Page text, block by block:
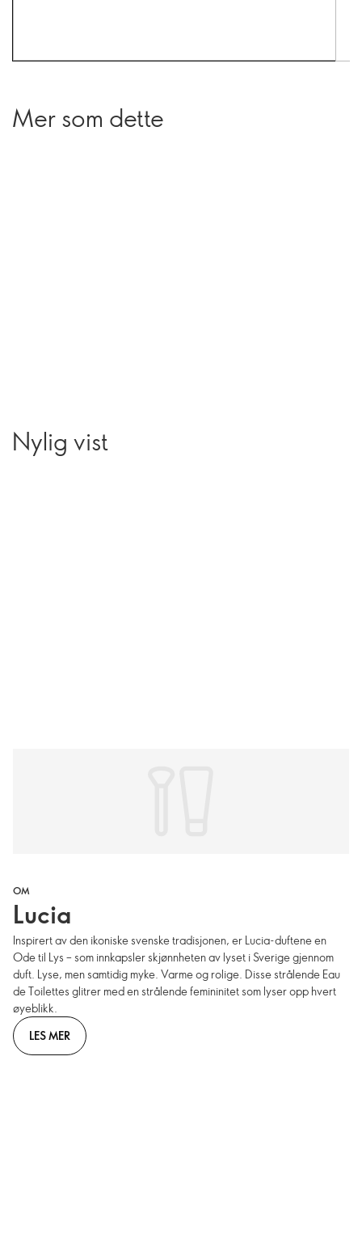
Mer som dette
Nylig vist
OM
Lucia
Inspirert av den ikoniske svenske tradisjonen, er Lucia-duftene en
Ode til Lys – som innkapsler skjønnheten av lyset i Sverige gjennom
duft. Lyse, men samtidig myke. Varme og rolige. Disse strålende Eau
de Toilettes glitrer med en strålende femininitet som lyser opp hvert
øyeblikk.
LES MER